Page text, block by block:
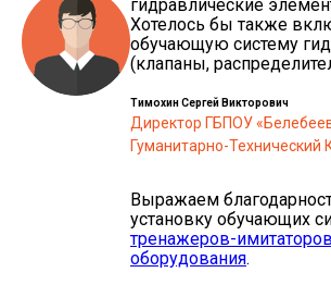
гидравлические
Хотелось бы также
обучающую систему
(клапаны,
Тимохин Сергей Викторович
Директор ГБПОУ
Гуманитарно-Технический
Выражаем
установку обучающих
тренажеров-имитаторов
оборудования.